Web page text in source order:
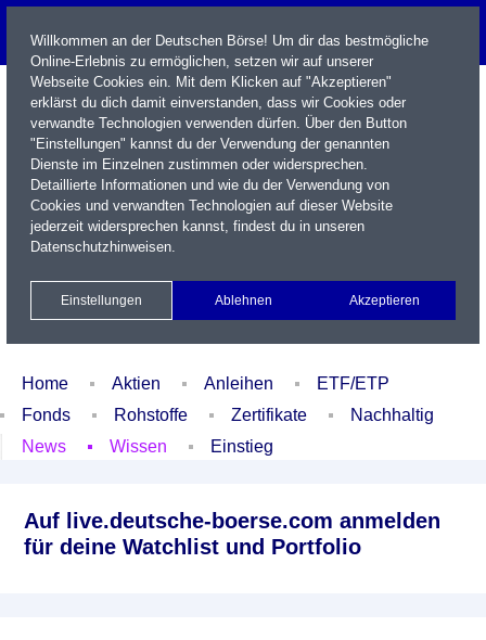
Name / WKN / ISIN / Kürzel
Xetra Realtime
Watchlist Portfolio Login
Home Aktien Anleihen
ETF/ETP
Fonds
Rohstoffe Zertifikate
Nachhaltig
News
Wissen Einstieg
Auf live.deutsche-boerse.com anmelden
für deine Watchlist und Portfolio
Willkommen an der Deutschen Börse! Um dir das bestmögliche
Online-Erlebnis zu ermöglichen, setzen wir auf unserer
Webseite Cookies ein. Mit dem Klicken auf "Akzeptieren"
erklärst du dich damit einverstanden, dass wir Cookies oder
verwandte Technologien verwenden dürfen. Über den Button
"Einstellungen" kannst du der Verwendung der genannten
Dienste im Einzelnen zustimmen oder widersprechen.
Detaillierte Informationen und wie du der Verwendung von
Cookies und verwandten Technologien auf dieser Website
jederzeit widersprechen kannst, findest du in unseren
Datenschutzhinweisen.
Einstellungen Ablehnen Akzeptieren